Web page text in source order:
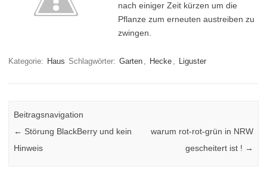
nach einiger Zeit kürzen um die
Pflanze zum erneuten austreiben zu
zwingen.
Kategorie: Haus Schlagwörter: Garten , Hecke , Liguster
Beitragsnavigation
← Störung BlackBerry und kein
Hinweis
warum rot-rot-grün in NRW
gescheitert ist ! →